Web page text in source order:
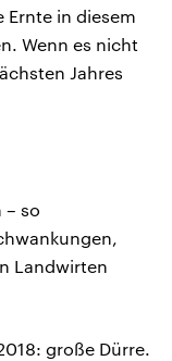
Ernte in diesem
Wenn es nicht
Jahres
– so
Landwirten
große Dürre.